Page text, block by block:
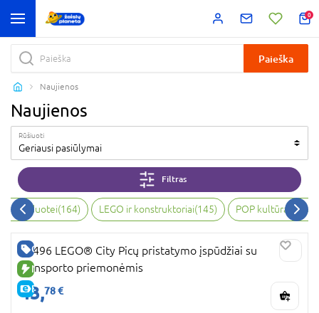
0
Paieška
Naujienos
Naujienos
Rūšiuoti
Geriausi pasiūlymai
Filtras
vaizduotei(164) LEGO ir konstruktoriai(145) POP kultūra ir
GERA KAINA
NAUJA PREKĖ
E-KAINA
60496 LEGO® City Picų pristatymo įspūdžiai su
transporto priemonėmis
43,78 €